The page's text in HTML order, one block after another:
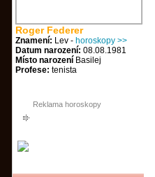
Roger Federer
Znamení: Lev - horoskopy >>
Datum narození: 08.08.1981
Místo narození Basilej
Profese: tenista
Reklama horoskopy